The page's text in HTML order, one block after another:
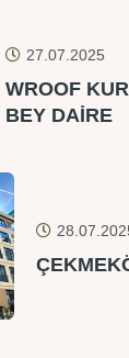
27.07.2025
WROOF
BEY DAİRE